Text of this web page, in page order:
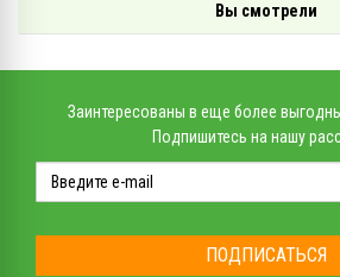
Вы смотрели
Заинтересованы в еще более
Подпишитесь на нашу
ПОДПИСАТЬСЯ